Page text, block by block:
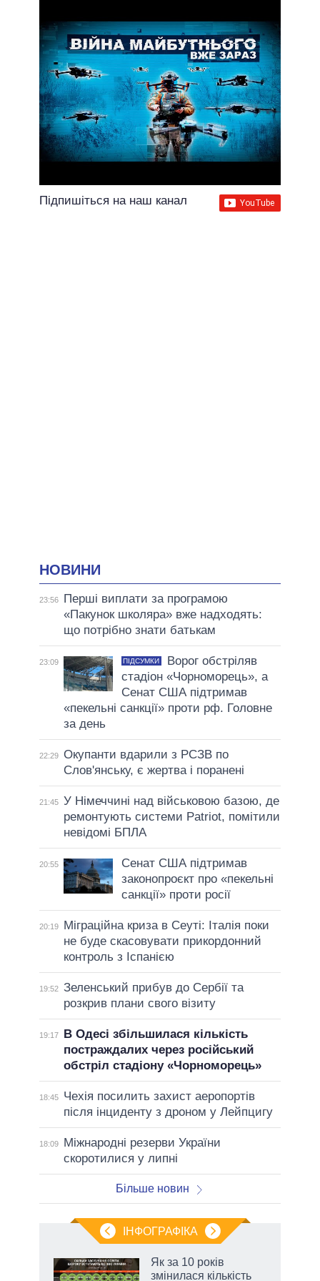
Підпишіться на наш канал
НОВИНИ
23:56
Перші виплати за програмою
«Пакунок школяра» вже надходять:
що потрібно знати батькам
23:09 ПІДСУМКИ
Ворог обстріляв
стадіон «Чорноморець», а
Сенат США підтримав
«пекельні санкції» проти рф. Головне
за день
22:29 Окупанти вдарили з РСЗВ по
Слов'янську, є жертва і поранені
21:45 У Німеччині над військовою базою, де
ремонтують системи Patriot, помітили
невідомі БПЛА
20:55
Сенат США підтримав
законопроєкт про «пекельні
санкції» проти росії
20:19
Міграційна криза в Сеуті: Італія поки
не буде скасовувати прикордонний
контроль з Іспанією
19:52 Зеленський прибув до Сербії та
розкрив плани свого візиту
19:17
В Одесі збільшилася кількість
постраждалих через російський
обстріл стадіону «Чорноморець»
18:45
Чехія посилить захист аеропортів
після інциденту з дроном у Лейпцигу
18:09
Міжнародні резерви України
скоротилися у липні
Більше новин
ІНФОГРАФІКА
Як за 10 років
змінилася кількість